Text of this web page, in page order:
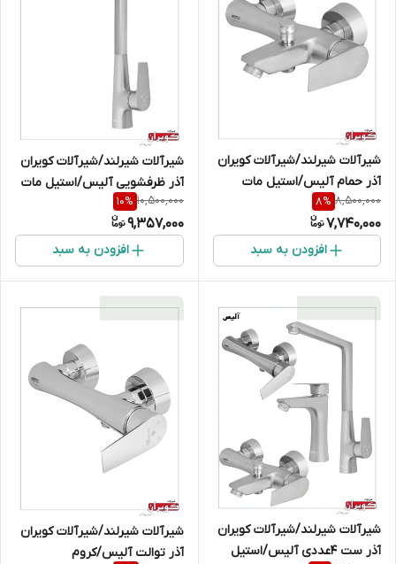
شیرآلات شیرلند/شیرآلات کویران
آذر حمام آلیس/استیل مات
8,500,000
8%
7,740,000
افزودن به سبد
شیرآلات شیرلند/شیرآلات کویران
آذر ظرفشویی آلیس/استیل مات
10,500,000
10%
9,357,000
افزودن به سبد
شیرآلات شیرلند/شیرآلات کویران
آذر ست 4عددی آلیس/استیل
شیرآلات شیرلند/شیرآلات کویران
آذر توالت آلیس/کروم